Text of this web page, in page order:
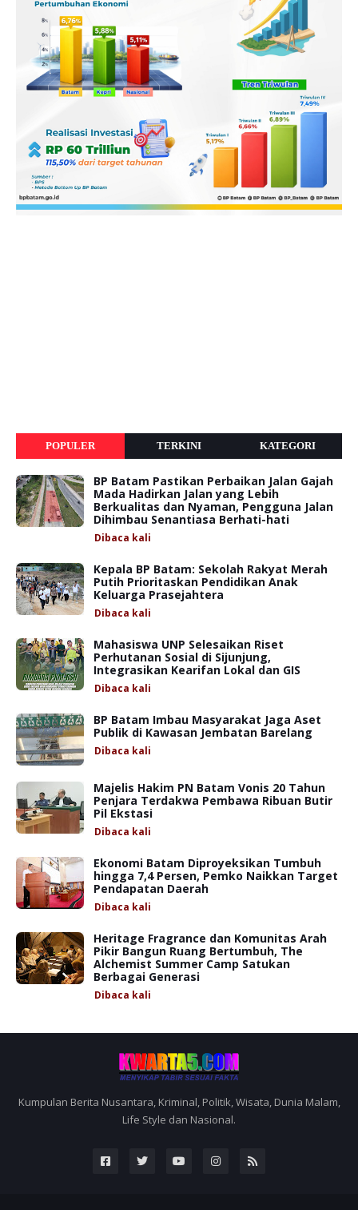
POPULER TERKINI KATEGORI
BP Batam Pastikan Perbaikan Jalan Gajah
Mada Hadirkan Jalan yang Lebih
Berkualitas dan Nyaman, Pengguna Jalan
Dihimbau Senantiasa Berhati-hati
Dibaca kali
Kepala BP Batam: Sekolah Rakyat Merah
Putih Prioritaskan Pendidikan Anak
Keluarga Prasejahtera
Dibaca kali
Mahasiswa UNP Selesaikan Riset
Perhutanan Sosial di Sijunjung,
Integrasikan Kearifan Lokal dan GIS
Dibaca kali
BP Batam Imbau Masyarakat Jaga Aset
Publik di Kawasan Jembatan Barelang
Dibaca kali
Majelis Hakim PN Batam Vonis 20 Tahun
Penjara Terdakwa Pembawa Ribuan Butir
Pil Ekstasi
Dibaca kali
Ekonomi Batam Diproyeksikan Tumbuh
hingga 7,4 Persen, Pemko Naikkan Target
Pendapatan Daerah
Dibaca kali
Heritage Fragrance dan Komunitas Arah
Pikir Bangun Ruang Bertumbuh, The
Alchemist Summer Camp Satukan
Berbagai Generasi
Dibaca kali
Kumpulan Berita Nusantara, Kriminal, Politik, Wisata, Dunia Malam,
Life Style dan Nasional.